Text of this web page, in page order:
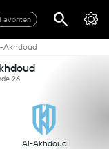
Favoriten
Akhdoud
26
Al-Akhdoud